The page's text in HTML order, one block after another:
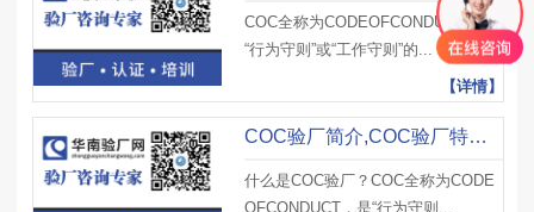
COC全称为CODEOFCONDUCT，是
“行为守则”或“工作守则”的...
【详情】
COC验厂简介,COC验厂特点及COC验厂和COC产品认证区别
什么是COC验厂？COC全称为CODE
OFCONDUCT，是“行为守则...